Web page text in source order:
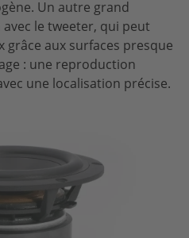
Un autre grand
le tweeter, qui peut
aux surfaces presque
: une reproduction
une localisation précise.